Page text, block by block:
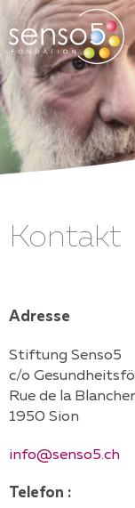
Kontakt
Adresse
Stiftung Senso5
c/o
Rue de la
1950 Sion
info@senso5.ch
Telefon :